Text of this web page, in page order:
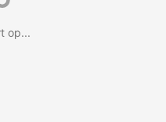
op...